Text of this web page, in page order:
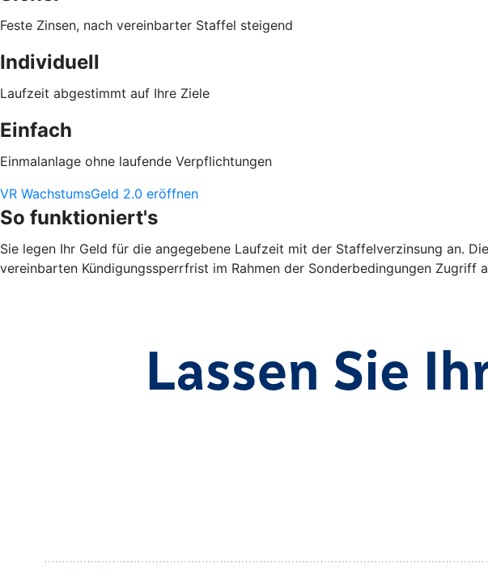
Feste Zinsen, nach vereinbarter Staffel steigend
Individuell
Laufzeit abgestimmt auf Ihre Ziele
Einfach
Einmalanlage ohne laufende Verpflichtungen
VR WachstumsGeld 2.0 eröffnen
So funktioniert's
Sie legen Ihr Geld für die angegebene Laufzeit mit der Staffelverzinsung an.
vereinbarten Kündigungssperrfrist im Rahmen der Sonderbedingungen Zugriff